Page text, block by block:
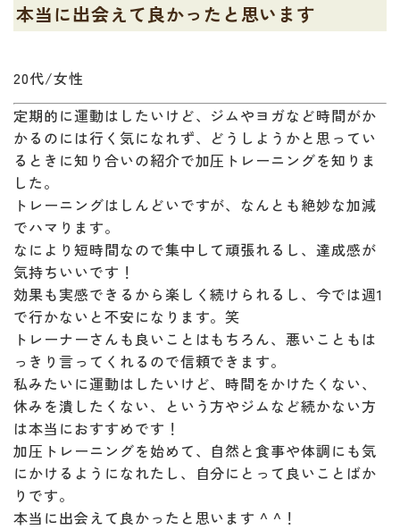
本当に出会えて良かったと思います
20代/女性
定期的に運動はしたいけど、ジムやヨガなど時間がか
かるのには行く気になれず、どうしようかと思ってい
るときに知り合いの紹介で加圧トレーニングを知りま
した。
トレーニングはしんどいですが、なんとも絶妙な加減
でハマります。
なにより短時間なので集中して頑張れるし、達成感が
気持ちいいです！
効果も実感できるから楽しく続けられるし、今では週1
で行かないと不安になります。笑
トレーナーさんも良いことはもちろん、悪いこともは
っきり言ってくれるので信頼できます。
私みたいに運動はしたいけど、時間をかけたくない、
休みを潰したくない、という方やジムなど続かない方
は本当におすすめです！
加圧トレーニングを始めて、自然と食事や体調にも気
にかけるようになれたし、自分にとって良いことばか
りです。
本当に出会えて良かったと思います ^ ^！